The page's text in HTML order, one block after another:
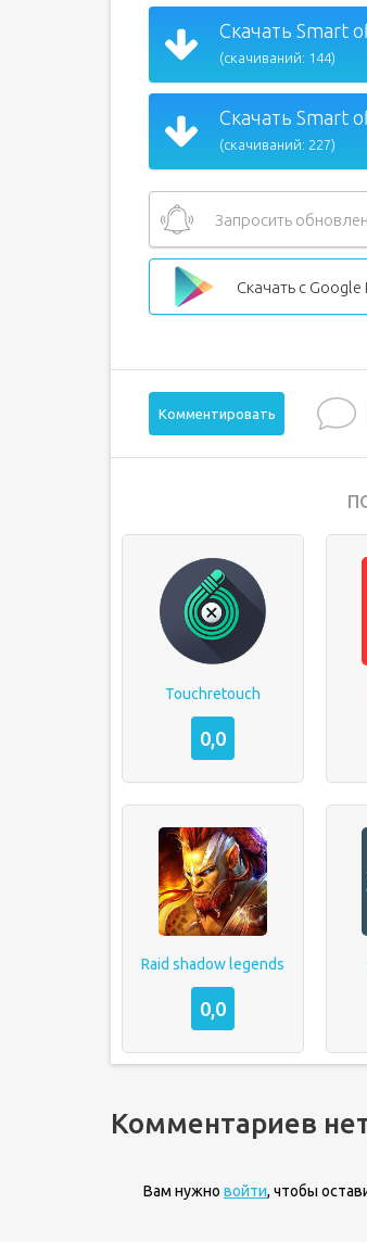
Скачать Smart
(скачиваний: 144)
Скачать Smart
(скачиваний: 227)
Запросить
Скачать с Google
Комментировать
Touchretouch
0,0
Raid shadow legends
0,0
Комментариев
Вам нужно войти, чтобы